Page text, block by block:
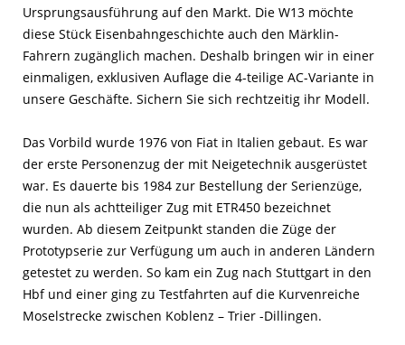
Ursprungsausführung auf den Markt. Die W13 möchte
diese Stück Eisenbahngeschichte auch den Märklin-
Fahrern zugänglich machen. Deshalb bringen wir in einer
einmaligen, exklusiven Auflage die 4-teilige AC-Variante in
unsere Geschäfte. Sichern Sie sich rechtzeitig ihr Modell.
Das Vorbild wurde 1976 von Fiat in Italien gebaut. Es war
der erste Personenzug der mit Neigetechnik ausgerüstet
war. Es dauerte bis 1984 zur Bestellung der Serienzüge,
die nun als achtteiliger Zug mit ETR450 bezeichnet
wurden. Ab diesem Zeitpunkt standen die Züge der
Prototypserie zur Verfügung um auch in anderen Ländern
getestet zu werden. So kam ein Zug nach Stuttgart in den
Hbf und einer ging zu Testfahrten auf die Kurvenreiche
Moselstrecke zwischen Koblenz – Trier -Dillingen.